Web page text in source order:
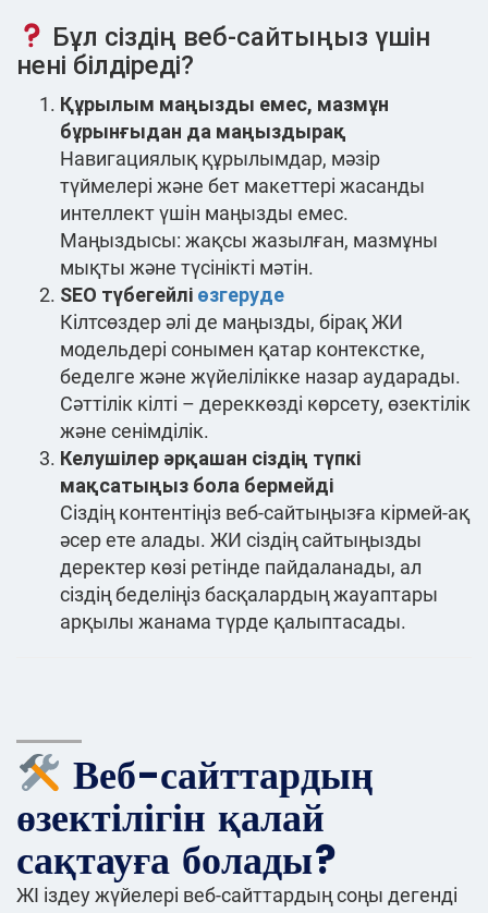
Бұл сіздің веб-сайтыңыз үшін
нені білдіреді?
Құрылым маңызды емес, мазмұн
бұрынғыдан да маңыздырақ
Навигациялық құрылымдар, мәзір
түймелері және бет макеттері жасанды
интеллект үшін маңызды емес.
Маңыздысы: жақсы жазылған, мазмұны
мықты және түсінікті мәтін.
SEO түбегейлі өзгеруде
Кілтсөздер әлі де маңызды, бірақ ЖИ
модельдері сонымен қатар контекстке,
беделге және жүйелілікке назар аударады.
Сәттілік кілті – дереккөзді көрсету, өзектілік
және сенімділік.
Келушілер әрқашан сіздің түпкі
мақсатыңыз бола бермейді
Сіздің контентіңіз веб-сайтыңызға кірмей-ақ
әсер ете алады. ЖИ сіздің сайтыңызды
деректер көзі ретінде пайдаланады, ал
сіздің беделіңіз басқалардың жауаптары
арқылы жанама түрде қалыптасады.
Веб-сайттардың
өзектілігін қалай
сақтауға болады?
ЖІ іздеу жүйелері веб-сайттардың соңы дегенді